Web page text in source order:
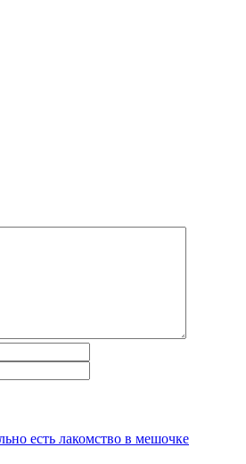
есть лакомство в мешочке